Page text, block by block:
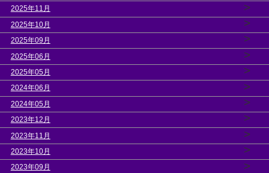
2025年11月 >
2025年10月 >
2025年09月 >
2025年06月 >
2025年05月 >
2024年06月 >
2024年05月 >
2023年12月 >
2023年11月 >
2023年10月 >
2023年09月 >